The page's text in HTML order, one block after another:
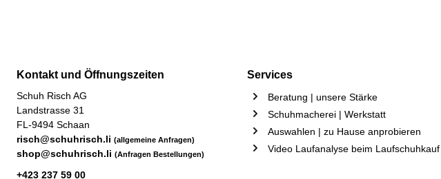
Kontakt und Öffnungszeiten
Schuh Risch AG
Landstrasse 31
FL-9494 Schaan
risch@schuhrisch.li (allgemeine Anfragen)
shop@schuhrisch.li (Anfragen Bestellungen)
+423 237 59 00
Services
Beratung | unsere Stärke
Schuhmacherei | Werkstatt
Auswahlen | zu Hause anprobieren
Video Laufanalyse beim Laufschuhkauf